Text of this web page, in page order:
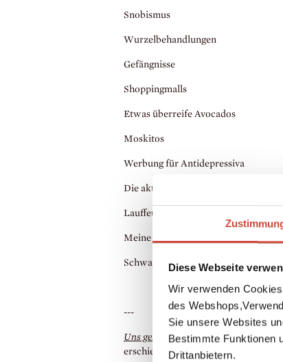
Diese Webseite
Wir verwenden
des
Sie unsere Websites
Bestimmte Funktionen
Drittanbietern.
Snobismus
Wurzelbehandlungen
Gefängnisse
Shoppingmalls
Etwas überreife Avocados
Moskitos
Werbung für Antidepressiva
Die aktuelle Regierung meines
Lauffeuer
Meine Stimmung, wenn ich aufhöre,
Schwacher Kaffee
---
Uns gehört die Nachtvon Jardine
erschienen. Auch alsebook